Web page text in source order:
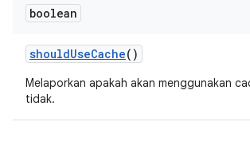
boolean
shouldUseCache()
Melaporkan apakah akan menggunakan
tidak.